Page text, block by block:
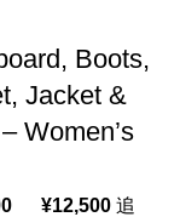
Boots,
Jacket &
Women’s
¥12,500 追